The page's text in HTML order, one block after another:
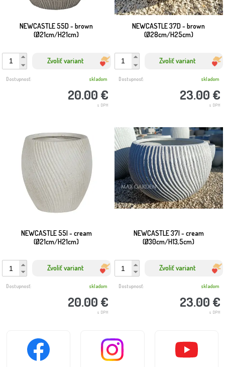
NEWCASTLE 55D - brown
(Ø21cm/H21cm)
Zvoliť variant
20.00 €
s DPH
Dostupnosť: skladom
NEWCASTLE 37D - brown
(Ø28cm/H25cm)
Zvoliť variant
23.00 €
s DPH
Dostupnosť: skladom
NEWCASTLE 55I - cream
(Ø21cm/H21cm)
Zvoliť variant
20.00 €
s DPH
Dostupnosť: skladom
NEWCASTLE 37I - cream
(Ø30cm/H13,5cm)
Zvoliť variant
23.00 €
s DPH
Dostupnosť: skladom